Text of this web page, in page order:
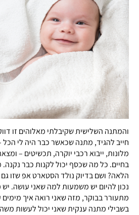
והמתנה השלישית שקיבלתי מאלוהים זו
חייב להגיד, מתנה שכאשר כבר היה לי הכל
מלונות, ייבוא רכבי יוקרה, תכשיטים –
בחיים. כל מה שכסף יכול לקנות כבר
הלאה? ושם בדיוק נולד הסטארט אפ שזו
נכון להיום יש משמעות למה שאני עושה.
מתעורר בבוקר, מזה שאני רואה איך מימים
בשבילי מתנה ענקית שאני יכול לעשות